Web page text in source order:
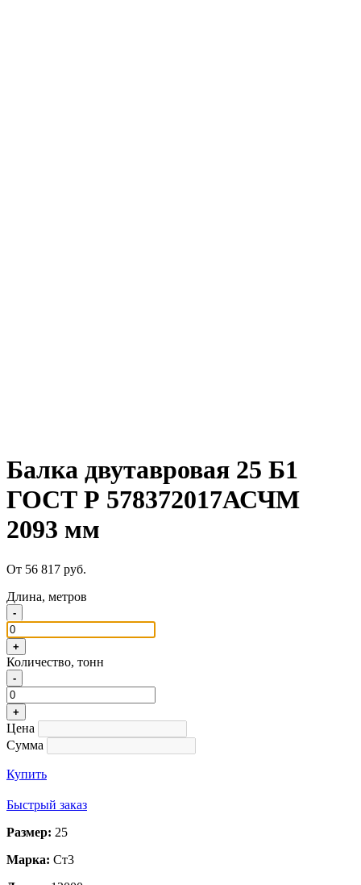
Балка двутавровая 25 Б1
ГОСТ Р 578372017АСЧМ
2093 мм
От 56 817 руб.
Длина, метров
-
+
Количество, тонн
-
+
Цена
Сумма
Купить
Быстрый заказ
Размер: 25
Марка: Ст3